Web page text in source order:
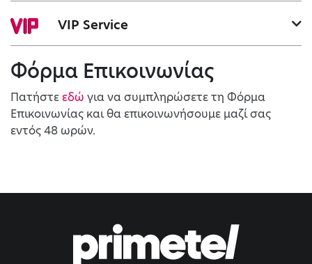
VIP Service
Φόρμα Επικοινωνίας
Πατήστεεδώ για να συμπληρώσετε τη Φόρμα
Επικοινωνίας και θα επικοινωνήσουμε μαζί σας
εντός 48 ωρών.